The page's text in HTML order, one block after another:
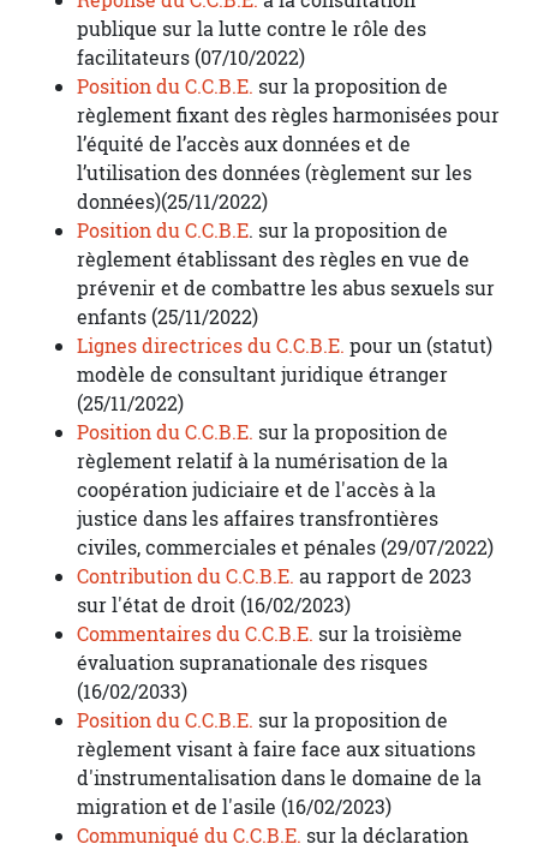
publique sur la lutte contre le rôle des
facilitateurs (07/10/2022)
Position du C.C.B.E. sur la proposition de
règlement fixant des règles harmonisées pour
l’équité de l’accès aux données et de
l’utilisation des données (règlement sur les
données)(25/11/2022)
Position du C.C.B.E. sur la proposition de
règlement établissant des règles en vue de
prévenir et de combattre les abus sexuels sur
enfants (25/11/2022)
Lignes directrices du C.C.B.E. pour un (statut)
modèle de consultant juridique étranger
(25/11/2022)
Position du C.C.B.E. sur la proposition de
règlement relatif à la numérisation de la
coopération judiciaire et de l'accès à la
justice dans les affaires transfrontières
civiles, commerciales et pénales (29/07/2022)
Contribution du C.C.B.E. au rapport de 2023
sur l'état de droit (16/02/2023)
Commentaires du C.C.B.E. sur la troisième
évaluation supranationale des risques
(16/02/2033)
Position du C.C.B.E. sur la proposition de
règlement visant à faire face aux situations
d'instrumentalisation dans le domaine de la
migration et de l'asile (16/02/2023)
Communiqué du C.C.B.E. sur la déclaration